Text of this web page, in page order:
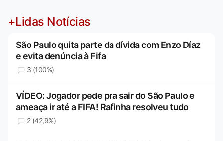
+Lidas Notícias
São Paulo quita parte da dívida com Enzo Díaz
e evita denúncia à Fifa
3 (100%)
VÍDEO: Jogador pede pra sair do São Paulo e
ameaça ir até a FIFA! Rafinha resolveu tudo
2 (42,9%)